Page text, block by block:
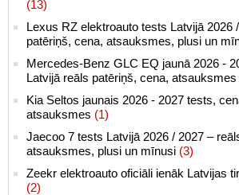
(13)
Lexus RZ elektroauto tests Latvijā 2026
patēriņš, cena, atsauksmes, plusi un
Mercedes-Benz GLC EQ jaunā 2026 -
Latvijā reāls patēriņš, cena,
Kia Seltos jaunais 2026 - 2027 tests,
atsauksmes (1)
Jaecoo 7 tests Latvijā 2026 / 2027 –
atsauksmes, plusi un mīnusi (3)
Zeekr elektroauto oficiāli ienāk Latvijas
(2)